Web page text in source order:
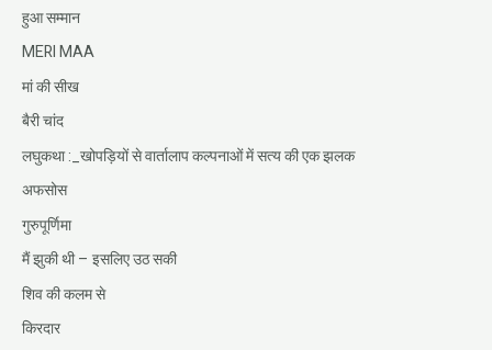
हुआ सम्मान
MERI MAA
मां की सीख
बैरी चांद
लघुकथा :_खोपड़ियों से वार्तालाप कल्पनाओं में सत्य की एक झलक
अफसोस
गुरुपूर्णिमा
मैं झुकी थी – इसलिए उठ सकी
शिव की कलम से
किरदार